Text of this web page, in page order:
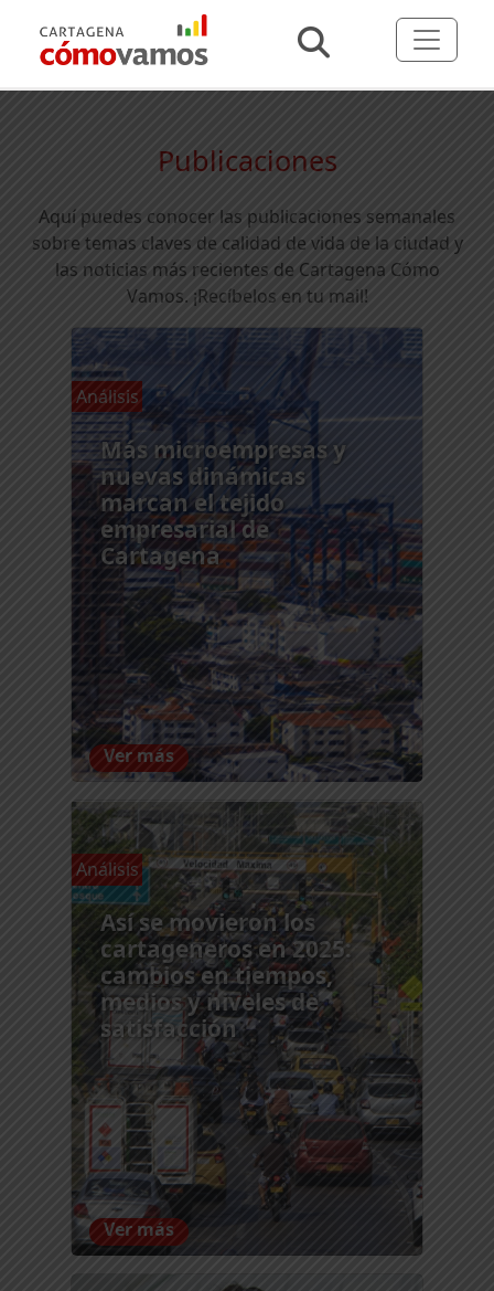
Publicaciones
Aquí puedes conocer las publicaciones semanales
sobre temas claves de calidad de vida de la ciudad y
las noticias más recientes de Cartagena Cómo
Vamos. ¡Recíbelos en tu mail!
Análisis
Más microempresas y
nuevas dinámicas
marcan el tejido
empresarial de
Cartagena
Ver más
Análisis
Así se movieron los
cartageneros en 2025:
cambios en tiempos,
medios y niveles de
satisfacción
Ver más